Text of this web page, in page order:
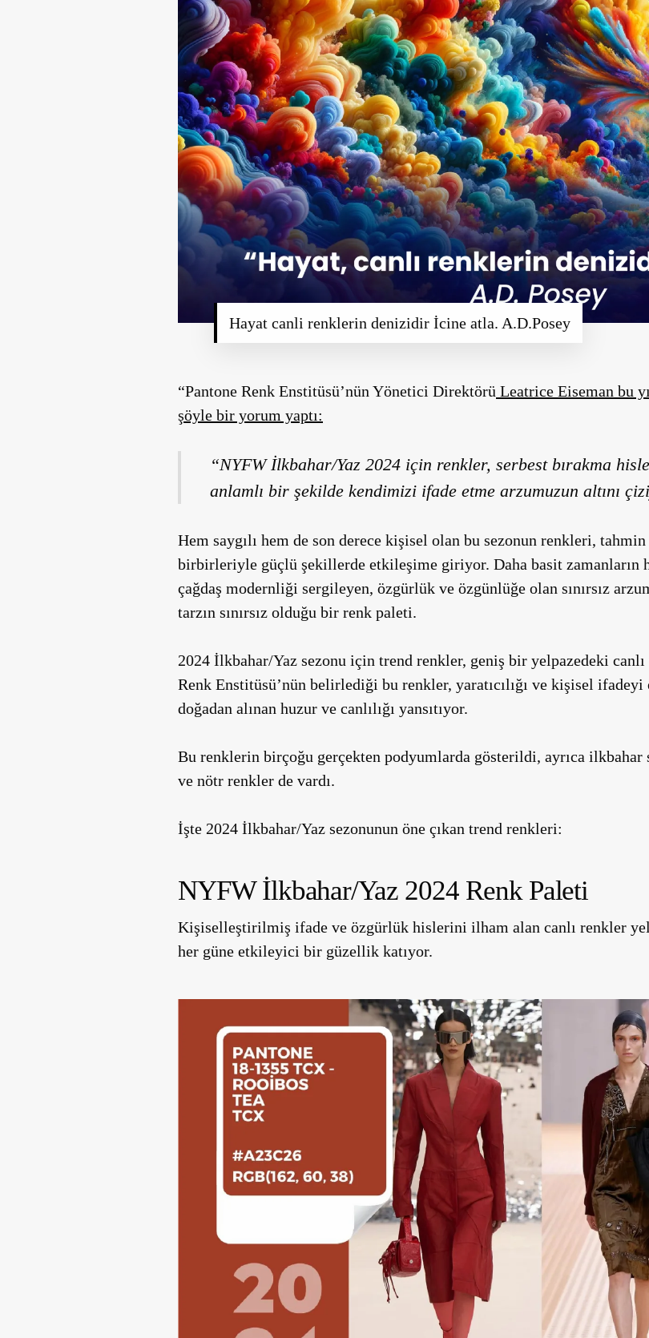
Hayat canli renklerin denizidir İcine atla. A.D.Posey
“Pantone Renk Enstitüsü’nün Yönetici Direktörü Leatrice Eiseman bu
şöyle bir yorum yaptı:
“NYFW İlkbahar/Yaz 2024 için renkler, serbest bırakma
anlamlı bir şekilde kendimizi ifade etme arzumuzun altını
Hem saygılı hem de son derece kişisel olan bu sezonun renkleri,
birbirleriyle güçlü şekillerde etkileşime giriyor. Daha basit zamanların
çağdaş modernliği sergileyen, özgürlük ve özgünlüğe olan sınırsız
tarzın sınırsız olduğu bir renk paleti.
2024 İlkbahar/Yaz sezonu için trend renkler, geniş bir yelpazedeki
Renk Enstitüsü’nün belirlediği bu renkler, yaratıcılığı ve kişisel ifadeyi
doğadan alınan huzur ve canlılığı yansıtıyor.
Bu renklerin birçoğu gerçekten podyumlarda gösterildi, ayrıca ilkbahar
ve nötr renkler de vardı.
İşte 2024 İlkbahar/Yaz sezonunun öne çıkan trend renkleri:
NYFW İlkbahar/Yaz 2024 Renk Paleti
Kişiselleştirilmiş ifade ve özgürlük hislerini ilham alan canlı renkler
her güne etkileyici bir güzellik katıyor.